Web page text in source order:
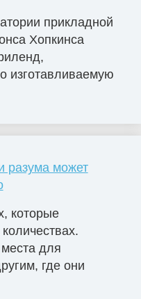
прикладной
Хопкинса
изготавливаемую
разума может
которые
для
где они